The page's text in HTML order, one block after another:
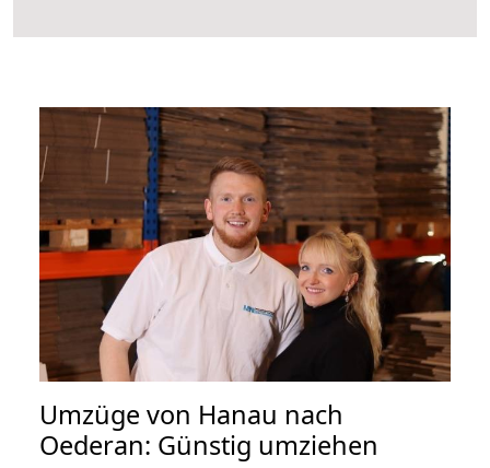
Umzüge von Hanau nach
Oederan: Günstig umziehen